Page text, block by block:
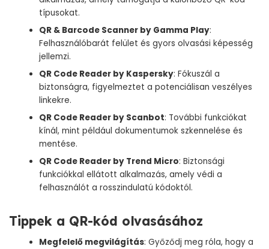
típusokat.
QR & Barcode Scanner by Gamma Play:
Felhasználóbarát felület és gyors olvasási képesség
jellemzi.
QR Code Reader by Kaspersky: Fókuszál a
biztonságra, figyelmeztet a potenciálisan veszélyes
linkekre.
QR Code Reader by Scanbot: További funkciókat
kínál, mint például dokumentumok szkennelése és
mentése.
QR Code Reader by Trend Micro: Biztonsági
funkciókkal ellátott alkalmazás, amely védi a
felhasználót a rosszindulatú kódoktól.
Tippek a QR-kód olvasásához
Megfelelő megvilágítás: Győződj meg róla, hogy a